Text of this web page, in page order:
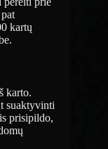
kartų
karto.
suaktyvinti
prisipildo,